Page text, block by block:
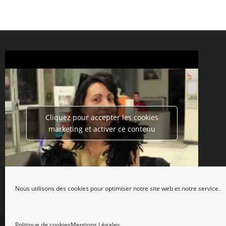
Nous utilisons des cookies pour optimiser notre site web et notre service.
Cliquez pour accepter les cookies
marketing et activer ce contenu